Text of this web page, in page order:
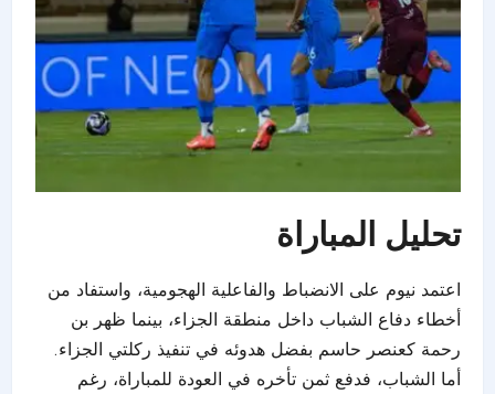
تحليل المباراة
اعتمد نيوم على الانضباط والفاعلية الهجومية، واستفاد من
أخطاء دفاع الشباب داخل منطقة الجزاء، بينما ظهر بن
رحمة كعنصر حاسم بفضل هدوئه في تنفيذ ركلتي الجزاء.
أما الشباب، فدفع ثمن تأخره في العودة للمباراة، رغم